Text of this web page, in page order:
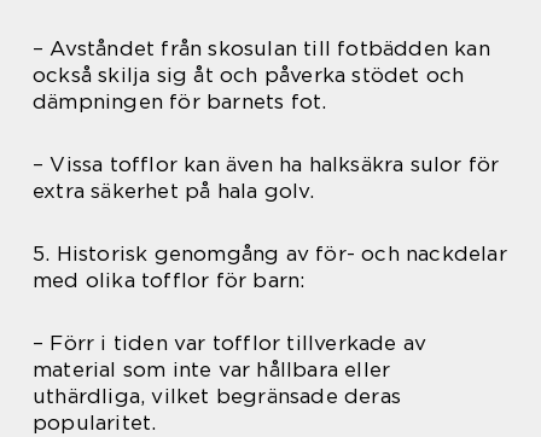
– Avståndet från skosulan till fotbädden kan
också skilja sig åt och påverka stödet och
dämpningen för barnets fot.
– Vissa tofflor kan även ha halksäkra sulor för
extra säkerhet på hala golv.
5. Historisk genomgång av för- och nackdelar
med olika tofflor för barn:
– Förr i tiden var tofflor tillverkade av
material som inte var hållbara eller
uthärdliga, vilket begränsade deras
popularitet.